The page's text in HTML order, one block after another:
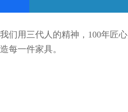
我们用三代人的精神，100年匠
造每一件家具。